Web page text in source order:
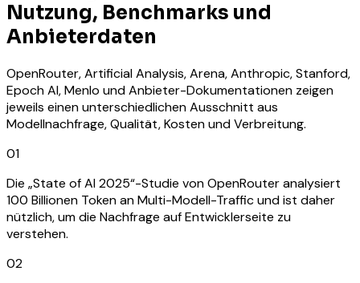
Nutzung, Benchmarks und
Anbieterdaten
OpenRouter, Artificial Analysis, Arena, Anthropic, Stanford,
Epoch AI, Menlo und Anbieter-Dokumentationen zeigen
jeweils einen unterschiedlichen Ausschnitt aus
Modellnachfrage, Qualität, Kosten und Verbreitung.
01
Die „State of AI 2025“-Studie von OpenRouter analysiert
100 Billionen Token an Multi-Modell-Traffic und ist daher
nützlich, um die Nachfrage auf Entwicklerseite zu
verstehen.
02